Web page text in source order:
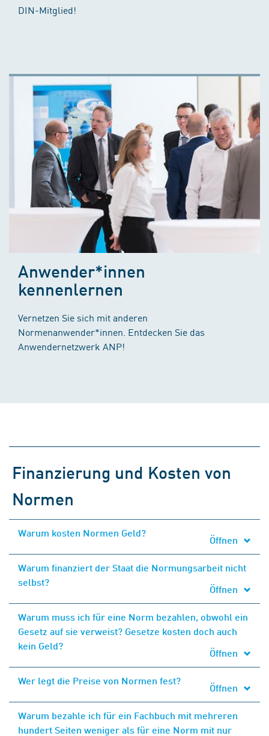
DIN-Mitglied!
Anwender*innen
kennenlernen
Vernetzen Sie sich mit anderen
Normenanwender*innen. Entdecken Sie das
Anwendernetzwerk ANP!
Finanzierung und Kosten von
Normen
Warum kosten Normen Geld?
Öffnen
Warum finanziert der Staat die Normungsarbeit nicht
selbst?
Öffnen
Warum muss ich für eine Norm bezahlen, obwohl ein
Gesetz auf sie verweist? Gesetze kosten doch auch
kein Geld?
Öffnen
Wer legt die Preise von Normen fest?
Öffnen
Warum bezahle ich für ein Fachbuch mit mehreren
hundert Seiten weniger als für eine Norm mit nur